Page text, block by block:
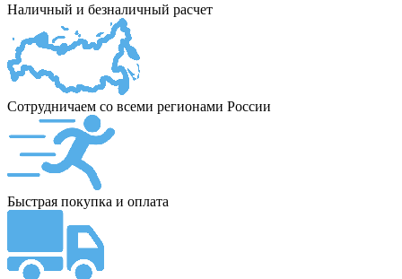
Наличный и безналичный расчет
Сотрудничаем со всеми регионами России
Быстрая покупка и оплата